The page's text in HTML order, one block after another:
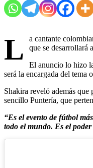
L
a cantante
que se desarrollará
El anuncio lo hizo
será la encargada del tema
Shakira reveló además
sencillo Puntería, que
“Es el evento de fútbol
todo el mundo. Es el